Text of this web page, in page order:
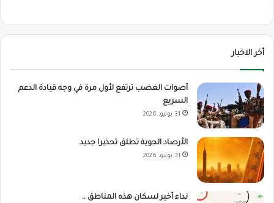
أخر الاخبار
أصوات الغضب ترتفع لأول مرة في وجه قيادة الدعم
السريع
31 يوليو، 2026
الأرصاد الجوية تطلق تحذيرا جديد
31 يوليو، 2026
نداء أخير لسكان هذه المناطق ..